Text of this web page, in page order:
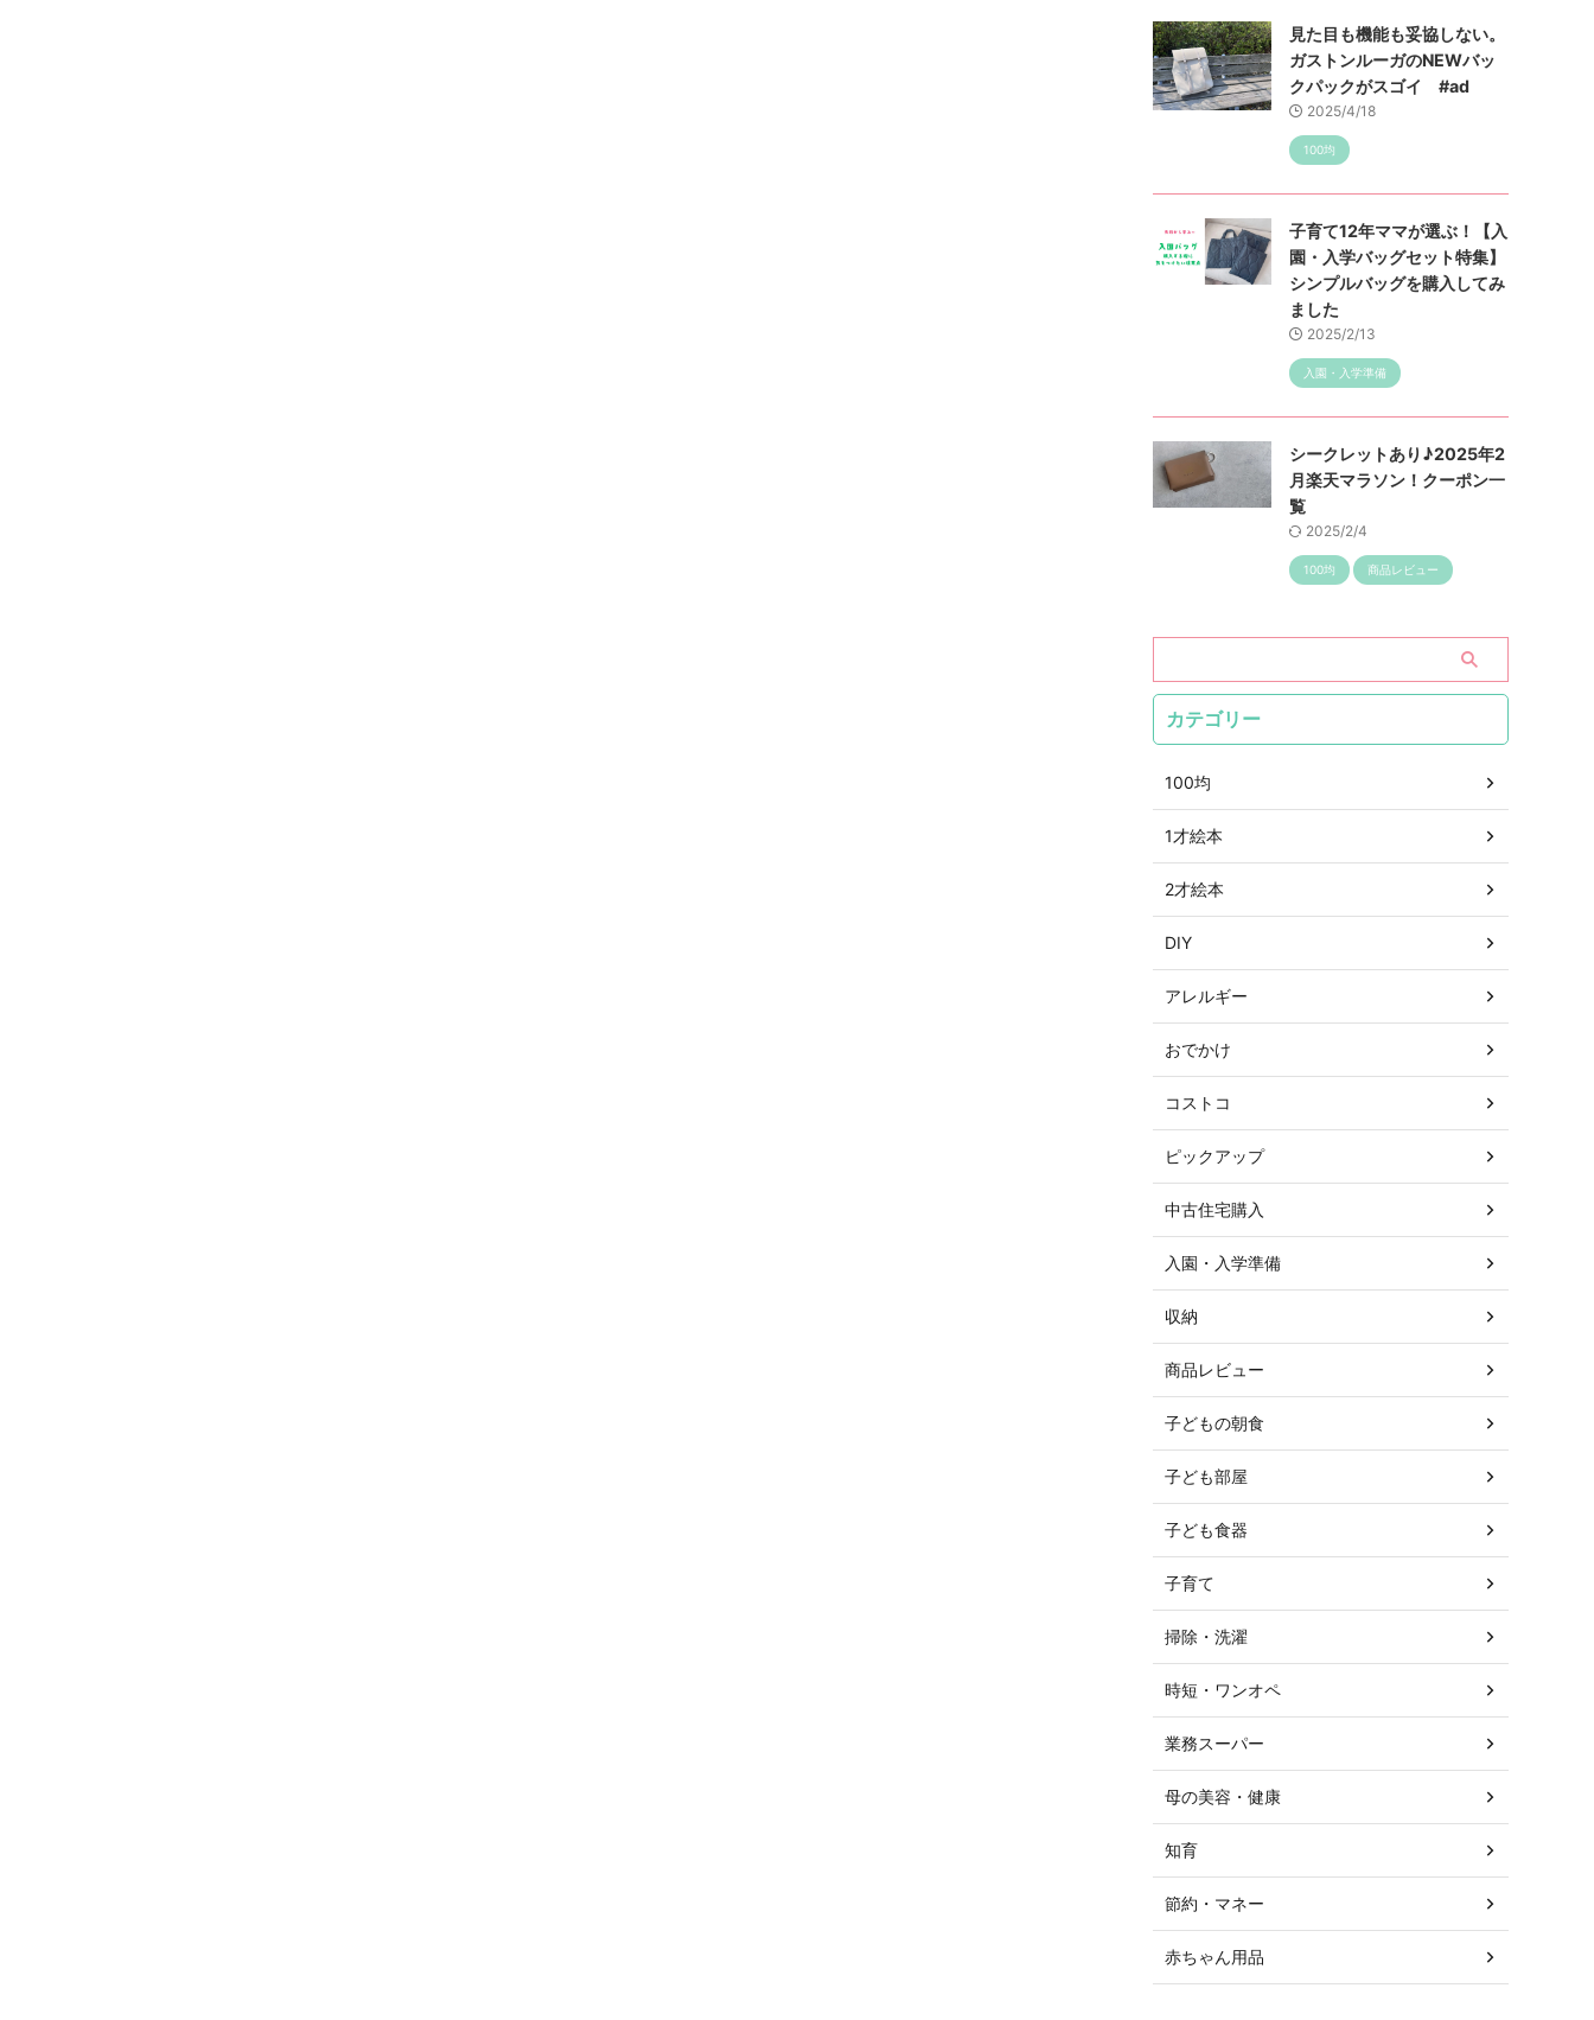
見た目も機能も妥協しない。
ガストンルーガのNEWバッ
クパックがスゴイ #ad
2025/4/18
100均
子育て12年ママが選ぶ！【入
園・入学バッグセット特集】
シンプルバッグを購入してみ
ました
2025/2/13
入園・入学準備
シークレットあり♪2025年2
月楽天マラソン！クーポン一
覧
2025/2/4
100均 商品レビュー
カテゴリー
100均
1才絵本
2才絵本
DIY
アレルギー
おでかけ
コストコ
ピックアップ
中古住宅購入
入園・入学準備
収納
商品レビュー
子どもの朝食
子ども部屋
子ども食器
子育て
掃除・洗濯
時短・ワンオペ
業務スーパー
母の美容・健康
知育
節約・マネー
赤ちゃん用品